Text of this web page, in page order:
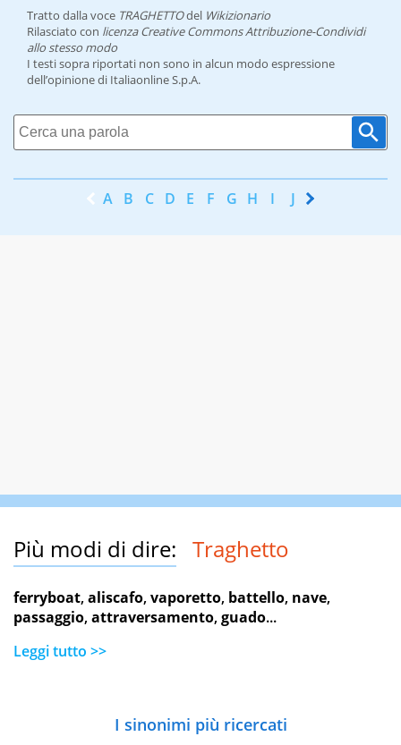
Tratto dalla voce TRAGHETTOdel Wikizionario
Rilasciato con licenza Creative Commons Attribuzione-Condividi
allo stesso modo
I testi sopra riportati non sono in alcun modo espressione
dell’opinione di Italiaonline S.p.A.
A B C D E F G H I J K
Più modi di dire: Traghetto
ferryboat,aliscafo,vaporetto, battello, nave,
passaggio,attraversamento,guado...
Leggi tutto >>
I sinonimi più ricercati